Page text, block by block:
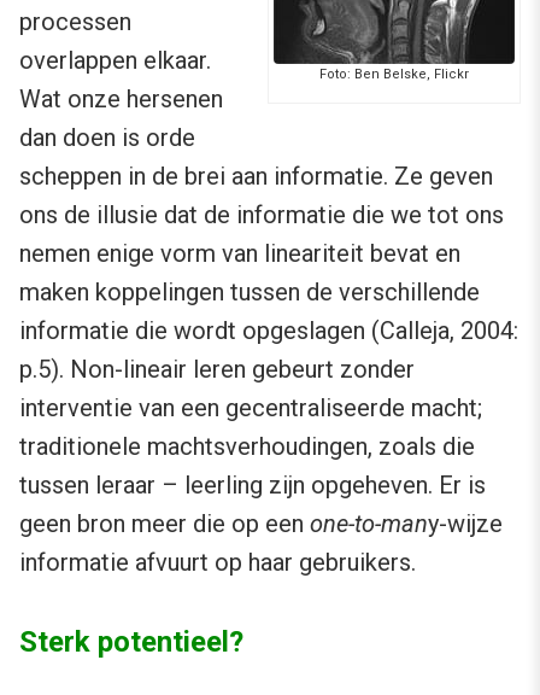
Foto: Ben Belske, Flickr
processen
overlappen elkaar.
Wat onze hersenen
dan doen is orde
scheppen in de brei aan informatie. Ze geven
ons de illusie dat de informatie die we tot ons
nemen enige vorm van lineariteit bevat en
maken koppelingen tussen de verschillende
informatie die wordt opgeslagen (Calleja, 2004:
p.5). Non-lineair leren gebeurt zonder
interventie van een gecentraliseerde macht;
traditionele machtsverhoudingen, zoals die
tussen leraar – leerling zijn opgeheven. Er is
geen bron meer die op een one-to-many-wijze
informatie afvuurt op haar gebruikers.
Sterk potentieel?